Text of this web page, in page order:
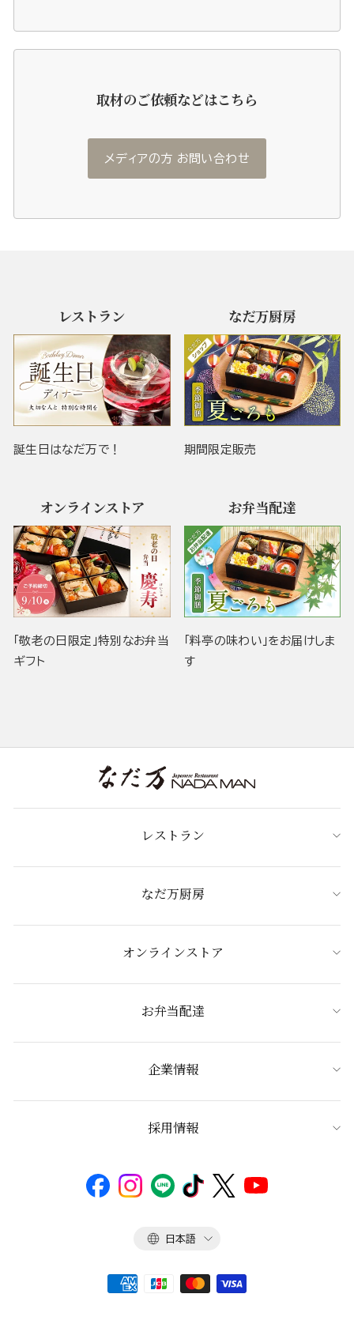
取材のご依頼などはこちら
メディアの方 お問い合わせ
レストラン
誕生日はなだ万で！
なだ万厨房
期間限定販売
オンラインストア
「敬老の日限定」特別なお弁当
ギフト
お弁当配達
「料亭の味わい」をお届けしま
す
レストラン
なだ万厨房
オンラインストア
お弁当配達
企業情報
採用情報
言
日本語